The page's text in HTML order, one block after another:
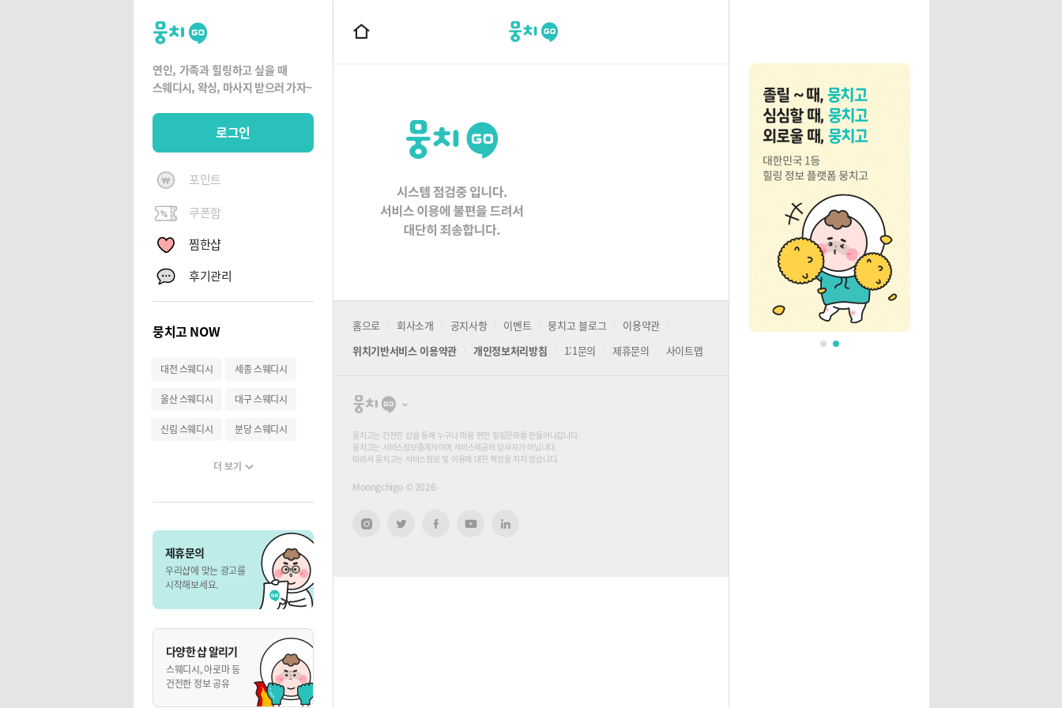
뭉
치
고
연인, 가족과 힐링하고 싶을 때
스웨디시, 왁싱, 마사지 받으러 가자~
로그인
포인트
쿠폰함
찜한샵
후기관리
뭉치고 NOW
대전 스웨디시 세종 스웨디시
울산 스웨디시 대구 스웨디시
신림 스웨디시 분당 스웨디시
더 보기
제휴문의
우리샵에 맞는 광고를
시작해보세요.
다양한 샵 알리기
스웨디시, 아로마 등
건전한 정보 공유
뭉치고
홈
홈으로 회사소개 공지사항 이벤트 뭉치고 블로그
이용약관
위치기반서비스 이용약관
개인정보처리방침 1:1문의 제휴문의 사이트맵
뭉
고
뭉치고는 건전한 샵을 통해 누구나 마음 편한 힐링문화를 만들어나갑니다.
뭉치고는 서비스정보중개자이며 서비스제공의 당사자가 아닙니다.
따라서 뭉치고는 서비스정보 및 이용에 대한 책임을 지지 않습니다.
Moongchigo © 2026